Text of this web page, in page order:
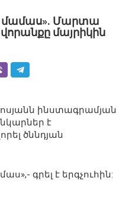
մամաս». Մարտա
մայրիկին
ինստագրամյան
է
ծննդյան
գրել է երգչուհին: